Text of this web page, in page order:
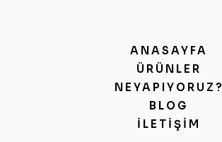
ANASAYFA
ÜRÜNLER
NEYAPIYORUZ?
BLOG
İLETIŞIM